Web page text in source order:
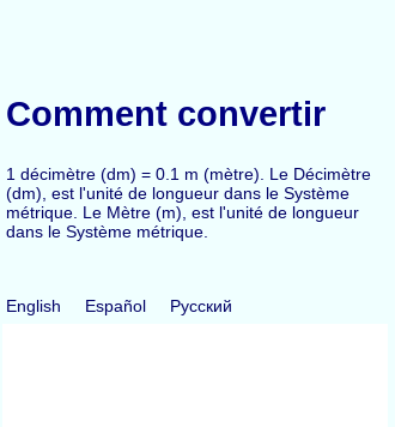
Comment convertir
1 décimètre (dm) = 0.1 m (mètre). Le Décimètre
(dm), est l'unité de longueur dans le Système
métrique. Le Mètre (m), est l'unité de longueur
dans le Système métrique.
English Español Русский